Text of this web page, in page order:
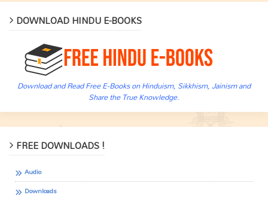
DOWNLOAD HINDU E-BOOKS
Download and Read Free E-Books on Hinduism, Sikkhism, Jainism and
Share the True Knowledge.
FREE DOWNLOADS !
Audio
Downloads